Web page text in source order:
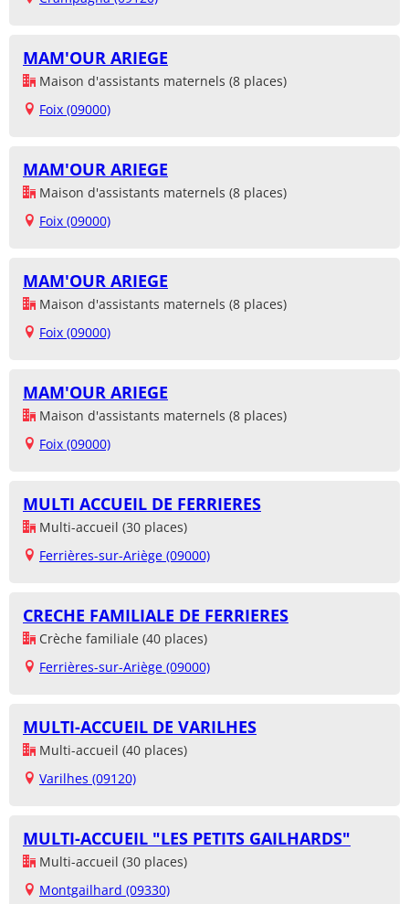
MAM'OUR ARIEGE
Maison d'assistants maternels (8 places)
Foix (09000)
MAM'OUR ARIEGE
Maison d'assistants maternels (8 places)
Foix (09000)
MAM'OUR ARIEGE
Maison d'assistants maternels (8 places)
Foix (09000)
MAM'OUR ARIEGE
Maison d'assistants maternels (8 places)
Foix (09000)
MULTI ACCUEIL DE FERRIERES
Multi-accueil (30 places)
Ferrières-sur-Ariège (09000)
CRECHE FAMILIALE DE FERRIERES
Crèche familiale (40 places)
Ferrières-sur-Ariège (09000)
MULTI-ACCUEIL DE VARILHES
Multi-accueil (40 places)
Varilhes (09120)
MULTI-ACCUEIL "LES PETITS GAILHARDS"
Multi-accueil (30 places)
Montgailhard (09330)